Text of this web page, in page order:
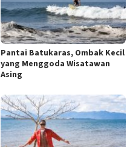
Pantai Batukaras, Ombak Kecil
yang Menggoda Wisatawan
Asing